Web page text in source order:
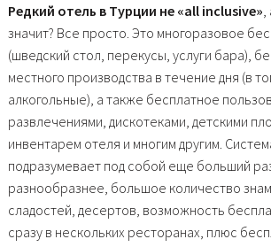
Редкий отель в Турции не «all inclusive»,
значит? Все просто. Это многоразовое
(шведский стол, перекусы, услуги бара),
местного производства в течение дня (в
алкогольные), а также бесплатное
развлечениями, дискотеками, детскими
инвентарем отеля и многим другим.
подразумевает под собой еще больший
разнообразнее, большое количество
сладостей, десертов, возможность
сразу в нескольких ресторанах, плюс